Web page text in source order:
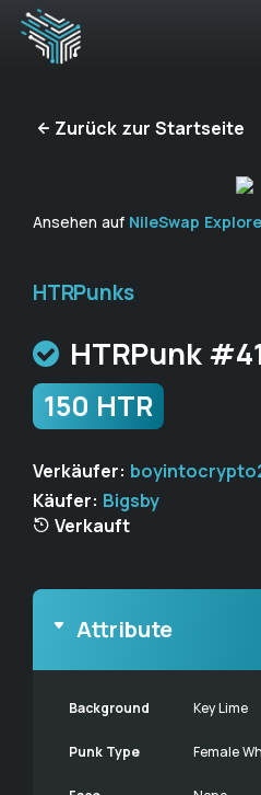
Zurück zur Startseite
Ansehen auf NileSwap
HTRPunks
HTRPunk
150 HTR
Verkäufer:
Käufer: Bigsby
Verkauft
Attribute
Background Key Lime
Punk Type Female